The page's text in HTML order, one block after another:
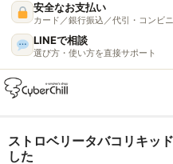
安全なお支払い
カード／銀行振込／代引・コンビニ
LINEで相談
選び方・使い方を直接サポート
ガイド
ストロベリータバコリキッ
した